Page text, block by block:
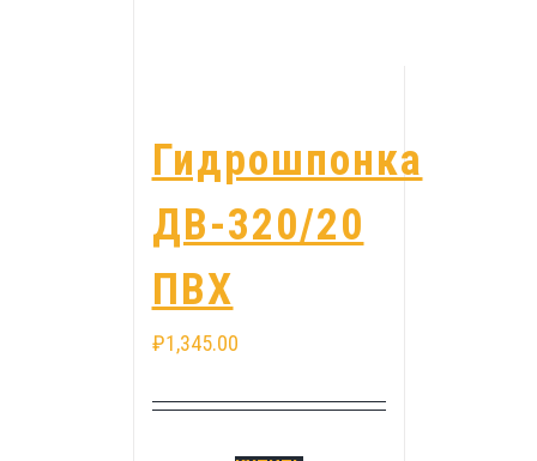
Гидрошпонка
ДВ-320/20
ПВХ
₽1,345.00